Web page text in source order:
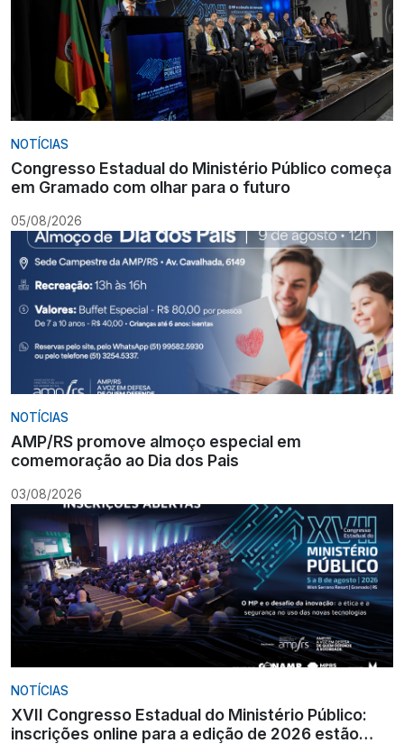
NOTÍCIAS
Congresso Estadual do Ministério Público começa
em Gramado com olhar para o futuro
05/08/2026
NOTÍCIAS
AMP/RS promove almoço especial em
comemoração ao Dia dos Pais
03/08/2026
NOTÍCIAS
XVII Congresso Estadual do Ministério Público:
inscrições online para a edição de 2026 estão